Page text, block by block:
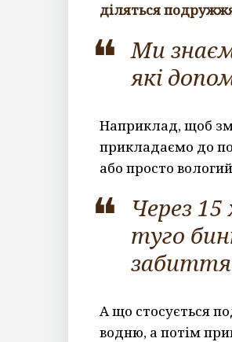
діляться
Ми
які
Наприклад, щоб
прикладаємо до
або просто
Через
туго
забиття
А що стосується
водню, а потім